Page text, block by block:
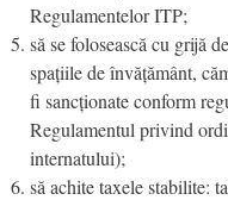
Regulamentelor ITP;
să se folosească cu grijă
spațiile de învățământ,
fi sancționate conform
Regulamentul privind
internatului);
să achite taxele stabilite: